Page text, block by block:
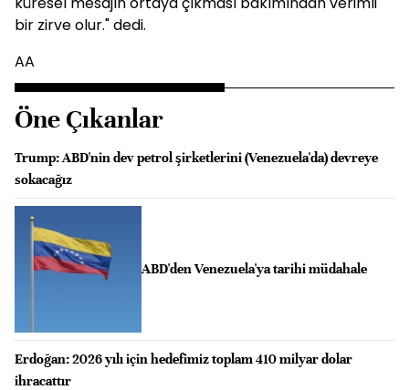
bir zirve olur." dedi.
AA
Öne Çıkanlar
Trump: ABD'nin dev petrol şirketlerini (Venezuela'da) devreye
sokacağız
ABD'den Venezuela'ya tarihi müdahale
Erdoğan: 2026 yılı için hedefimiz toplam 410 milyar dolar
ihracattır